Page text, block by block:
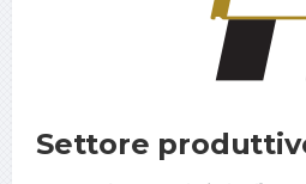
Settore